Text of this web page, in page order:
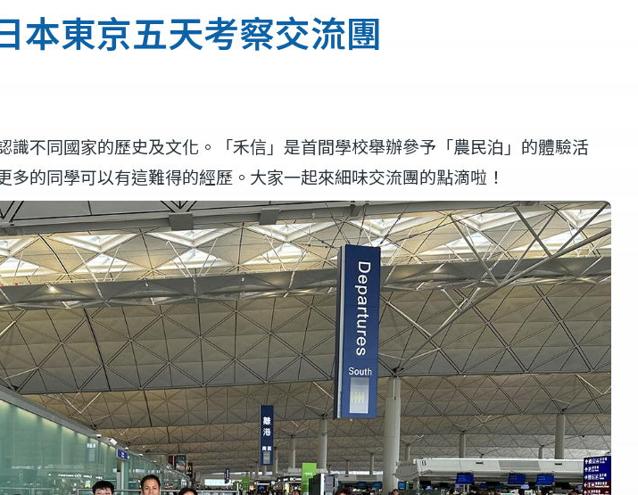
本東京五天考察交流團
識不同國家的歷史及文化。「禾信」是首間學校舉辦參予「農民泊」的體驗活
多的同學可以有這難得的經歷。大家一起來細味交流團的點滴啦！